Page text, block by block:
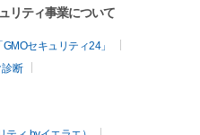
リティ事業について
セキュリティ24」
断